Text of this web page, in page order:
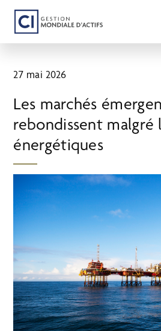
Passer
contenu
27 mai 2026
Les marchés
rebondissent malgré
énergétiques